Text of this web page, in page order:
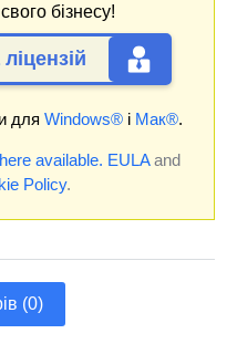
бізнесу!
для Windows®і Мак®.
available. EULAand
Policy.
(0)